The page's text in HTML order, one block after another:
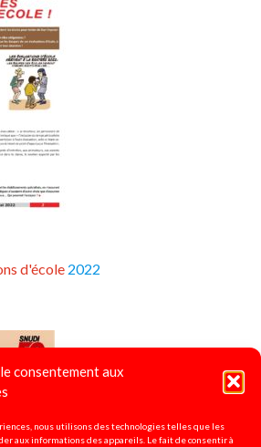
consentement aux
nous utilisons des technologies telles que les
aux informations des appareils. Le fait de consentir à
d'école 2022